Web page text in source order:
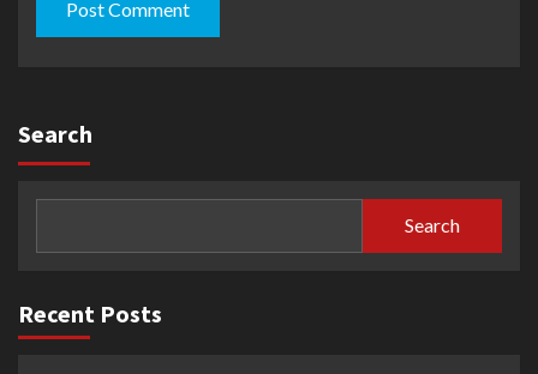
Search
Search
Recent Posts